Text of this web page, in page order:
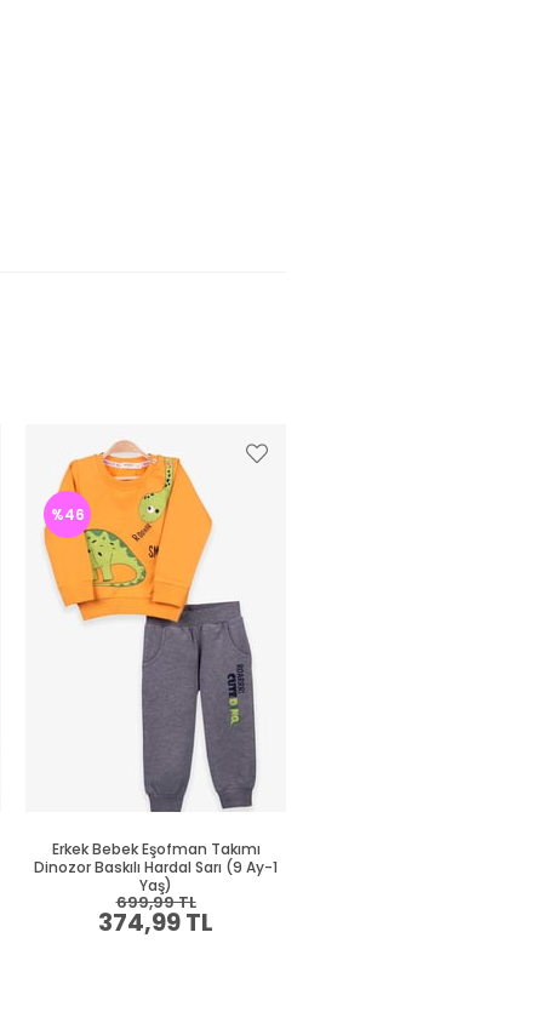
Erkek Bebek Eşofman Takımı
Dinozor Baskılı Hardal Sarı (9 Ay-1
Yaş)
374,99 TL
699,99 TL
%46